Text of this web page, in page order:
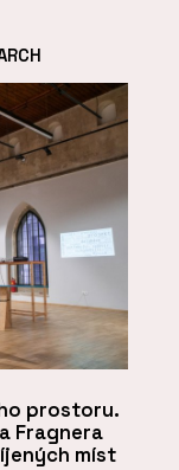
prostoru.
Fragnera
míst